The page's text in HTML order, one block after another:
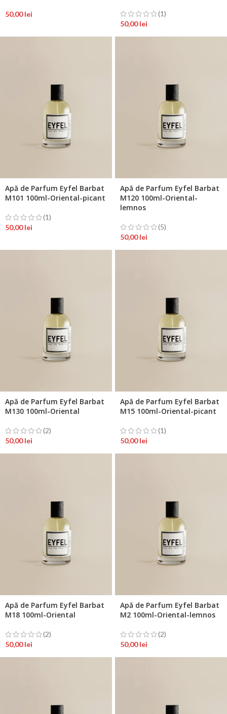
50,00lei
(1)
50,00lei
Apă de Parfum Eyfel Barbat
M101 100ml-Oriental-picant
(1)
50,00lei
Apă de Parfum Eyfel Barbat
M120 100ml-Oriental-
lemnos
(5)
50,00lei
Apă de Parfum Eyfel Barbat
M130 100ml-Oriental
(2)
50,00lei
Apă de Parfum Eyfel Barbat
M15 100ml-Oriental-picant
(1)
50,00lei
Apă de Parfum Eyfel Barbat
M18 100ml-Oriental
(2)
50,00lei
Apă de Parfum Eyfel Barbat
M2 100ml-Oriental-lemnos
(2)
50,00lei